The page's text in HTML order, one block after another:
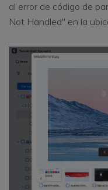
al error de código de
Not Handled" en la